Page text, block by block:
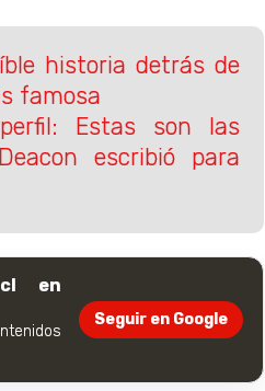
historia detrás de
famosa
Estas son las
escribió para
en
Seguir en Google